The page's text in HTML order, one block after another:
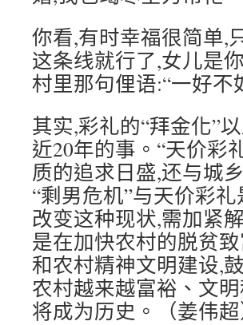
你看,有时幸福很简单,
这条线就行了,女儿是
村里那句俚语:“一好不
其实,彩礼的“拜金化”
近20年的事。“天价彩
质的追求日盛,还与城
“剩男危机”与天价彩
改变这种现状,需加紧
是在加快农村的脱贫
和农村精神文明建设,
农村越来越富裕、文
将成为历史。（姜伟超